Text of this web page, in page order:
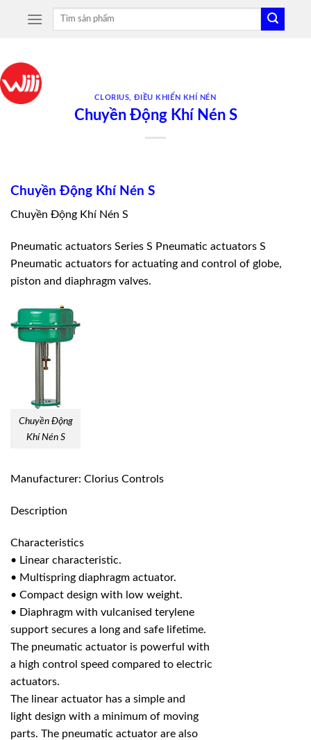
Tìm
CLORIUS ,ĐIỀU KHIỂN KHÍ NÉN
Chuyền Động Khí Nén S
Chuyền Động Khí Nén S
Chuyền Động Khí Nén S
Pneumatic actuators Series S Pneumatic actuators S
Pneumatic actuators for actuating and control of globe,
piston and diaphragm valves.
Chuyền Động
Khí Nén S
Manufacturer: Clorius Controls
Description
Characteristics
• Linear characteristic.
• Multispring diaphragm actuator.
• Compact design with low weight.
• Diaphragm with vulcanised terylene
support secures a long and safe lifetime.
The pneumatic actuator is powerful with
a high control speed compared to electric
actuators.
The linear actuator has a simple and
light design with a minimum of moving
parts. The pneumatic actuator are also